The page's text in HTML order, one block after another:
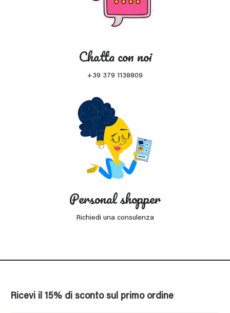
Chatta con noi
+39 379 1138809
Personal shopper
Richiedi una consulenza
Ricevi il 15% di sconto sul primo ordine